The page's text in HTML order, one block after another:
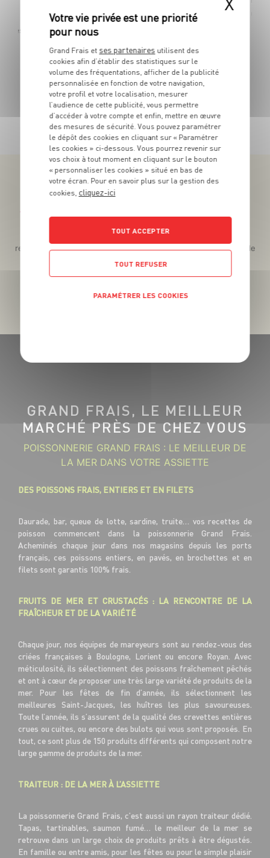
-22,2%
Les 180g - Soit 27€99 le kg au lieu de 35€99 le kg
TOUTES NOS PROMOTIONS
Téléchargez l’App pour profiter d’offres exclusives !
Des promos exclusives, des récompenses généreuses, des
recettes gourmandes, des jeux inédits... le tout dans une seule
app !
GRAND FRAIS, LE MEILLEUR
MARCHÉ PRÈS DE CHEZ VOUS
POISSONNERIE GRAND FRAIS : LE MEILLEUR DE
LA MER DANS VOTRE ASSIETTE
DES POISSONS FRAIS, ENTIERS ET EN FILETS
Daurade, bar, queue de lotte, sardine, truite… vos recettes de
poisson commencent dans la poissonnerie Grand Frais.
Acheminés chaque jour dans nos magasins depuis les ports
français, ces poissons entiers, en pavés, en brochettes et en
filets sont garantis 100% frais.
FRUITS DE MER ET CRUSTACÉS : LA RENCONTRE DE LA
FRAÎCHEUR ET DE LA VARIÉTÉ
Chaque jour, nos équipes de mareyeurs sont au rendez-vous des
criées françaises à Boulogne, Lorient ou encore Royan. Avec
méticulosité, ils sélectionnent des poissons fraîchement pêchés
et ont à cœur de proposer une très large variété de produits de la
mer. Pour les fêtes de fin d’année, ils sélectionnent les
meilleures Saint-Jacques, les huîtres les plus savoureuses.
Toute l’année, ils s’assurent de la qualité des crevettes entières
crues ou cuites, ou encore des bulots qui vous sont proposés. En
tout, ce sont plus de 150 produits différents qui composent notre
large gamme de produits de la mer.
TRAITEUR : DE LA MER À L’ASSIETTE
La poissonnerie Grand Frais, c’est aussi un rayon traiteur dédié.
Tapas, tartinables, saumon fumé… le meilleur de la mer se
retrouve dans un large choix de produits prêts à être dégustés.
En famille ou entre amis, pour les fêtes ou pour le simple plaisir
Grand Frais et ses partenaires utilisent des
cookies afin d’établir des statistiques sur le
volume des fréquentations, afficher de la publicité
personnalisée en fonction de votre navigation,
votre profil et votre localisation, mesurer
l’audience de cette publicité, vous permettre
d’accéder à votre compte et enfin, mettre en œuvre
des mesures de sécurité. Vous pouvez paramétrer
le dépôt des cookies en cliquant sur « Paramétrer
les cookies » ci-dessous. Vous pourrez revenir sur
vos choix à tout moment en cliquant sur le bouton
« personnaliser les cookies » situé en bas de
votre écran. Pour en savoir plus sur la gestion des
cookies, cliquez-ici
TOUT ACCEPTER
TOUT REFUSER
PARAMÉTRER LES COOKIES